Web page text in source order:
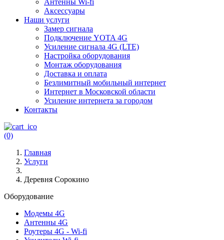
Антенны Wi-fi
Аксессуары
Наши услуги
Замер сигнала
Подключение YOTA 4G
Усиление сигнала 4G (LTE)
Настройка оборудования
Монтаж оборудования
Доставка и оплата
Безлимитный мобильный интернет
Интернет в Московской области
Усиление интернета за городом
Контакты
(0)
Главная
Услуги
Деревня Сорокино
Оборудование
Модемы 4G
Антенны 4G
Роутеры 4G - Wi-fi